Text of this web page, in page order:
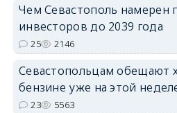
Чем Севастополь намерен
инвесторов до 2039 года
25 2146
Севастопольцам обещают
бензине уже на этой
23 5563